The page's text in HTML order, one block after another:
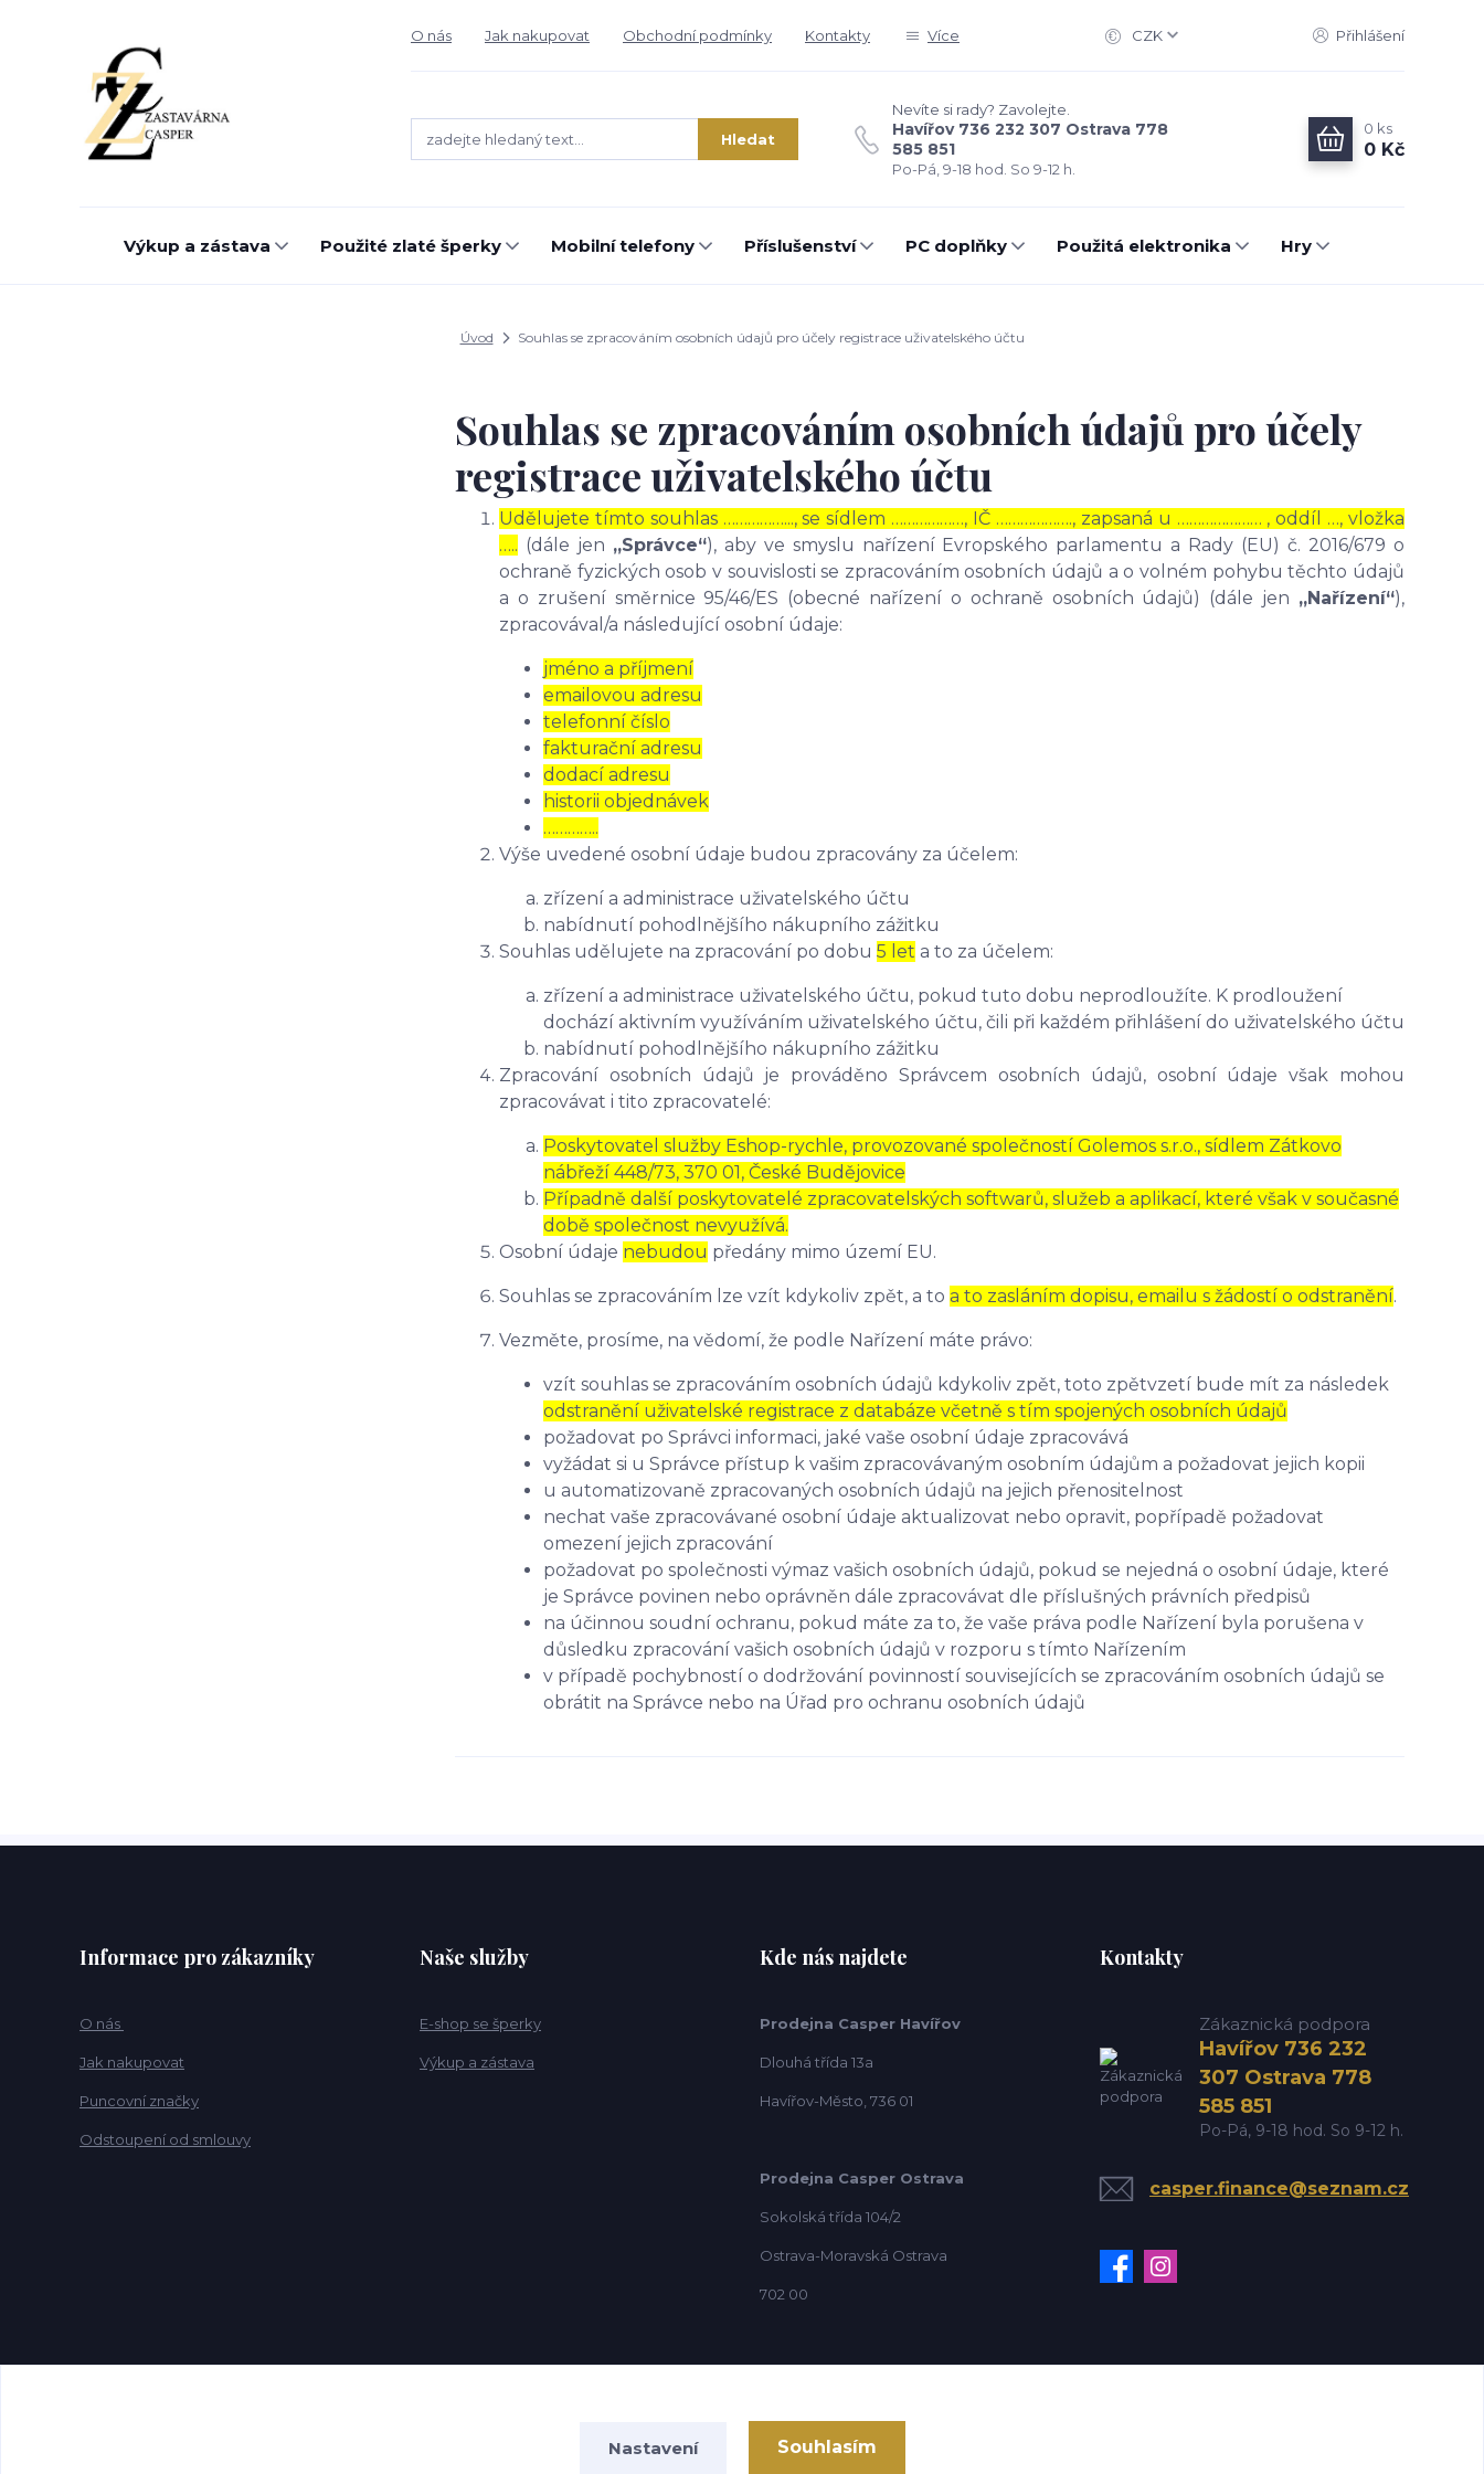
O nás Jak nakupovat Obchodní podmínky Kontakty Více CZK Přihlášení
Hledat
Nevíte si rady? Zavolejte.
Havířov 736 232 307 Ostrava 778
585 851
Po-Pá, 9-18 hod. So 9-12 h.
0 ks
0 Kč
Výkup a zástava Použité zlaté šperky Mobilní telefony Příslušenství PC doplňky Použitá elektronika Hry
Úvod Souhlas se zpracováním osobních údajů pro účely registrace uživatelského účtu
Souhlas se zpracováním osobních údajů pro účely
registrace uživatelského účtu
Udělujete tímto souhlas ……………..., se sídlem ………………, IČ ………………., zapsaná u ………………… , oddíl …, vložka
….. (dále jen „Správce“), aby ve smyslu nařízení Evropského parlamentu a Rady (EU) č. 2016/679 o
ochraně fyzických osob v souvislosti se zpracováním osobních údajů a o volném pohybu těchto údajů
a o zrušení směrnice 95/46/ES (obecné nařízení o ochraně osobních údajů) (dále jen „Nařízení“),
zpracovával/a následující osobní údaje:
jméno a příjmení
emailovou adresu
telefonní číslo
fakturační adresu
dodací adresu
historii objednávek
…………..
Výše uvedené osobní údaje budou zpracovány za účelem:
zřízení a administrace uživatelského účtu
nabídnutí pohodlnějšího nákupního zážitku
Souhlas udělujete na zpracování po dobu 5 let a to za účelem:
zřízení a administrace uživatelského účtu, pokud tuto dobu neprodloužíte. K prodloužení
dochází aktivním využíváním uživatelského účtu, čili při každém přihlášení do uživatelského účtu
nabídnutí pohodlnějšího nákupního zážitku
Zpracování osobních údajů je prováděno Správcem osobních údajů, osobní údaje však mohou
zpracovávat i tito zpracovatelé:
Poskytovatel služby Eshop-rychle, provozované společností Golemos s.r.o., sídlem Zátkovo
nábřeží 448/73, 370 01, České Budějovice
Případně další poskytovatelé zpracovatelských softwarů, služeb a aplikací, které však v současné
době společnost nevyužívá.
Osobní údaje nebudou předány mimo území EU.
Souhlas se zpracováním lze vzít kdykoliv zpět, a to a to zasláním dopisu, emailu s žádostí o odstranění.
Vezměte, prosíme, na vědomí, že podle Nařízení máte právo:
vzít souhlas se zpracováním osobních údajů kdykoliv zpět, toto zpětvzetí bude mít za následek
odstranění uživatelské registrace z databáze včetně s tím spojených osobních údajů
požadovat po Správci informaci, jaké vaše osobní údaje zpracovává
vyžádat si u Správce přístup k vašim zpracovávaným osobním údajům a požadovat jejich kopii
u automatizovaně zpracovaných osobních údajů na jejich přenositelnost
nechat vaše zpracovávané osobní údaje aktualizovat nebo opravit, popřípadě požadovat
omezení jejich zpracování
požadovat po společnosti výmaz vašich osobních údajů, pokud se nejedná o osobní údaje, které
je Správce povinen nebo oprávněn dále zpracovávat dle příslušných právních předpisů
na účinnou soudní ochranu, pokud máte za to, že vaše práva podle Nařízení byla porušena v
důsledku zpracování vašich osobních údajů v rozporu s tímto Nařízením
v případě pochybností o dodržování povinností souvisejících se zpracováním osobních údajů se
obrátit na Správce nebo na Úřad pro ochranu osobních údajů
Informace pro zákazníky
O nás
Jak nakupovat
Puncovní značky
Odstoupení od smlouvy
Naše služby
E-shop se šperky
Výkup a zástava
Kde nás najdete
Prodejna Casper Havířov
Dlouhá třída 13a
Havířov-Město, 736 01
Prodejna Casper Ostrava
Sokolská třída 104/2
Ostrava-Moravská Ostrava
702 00
Kontakty
Zákaznická podpora
Havířov 736 232
307 Ostrava 778
585 851
Po-Pá, 9-18 hod. So 9-12 h.
casper.finance@seznam.cz
Nastavení Souhlasím